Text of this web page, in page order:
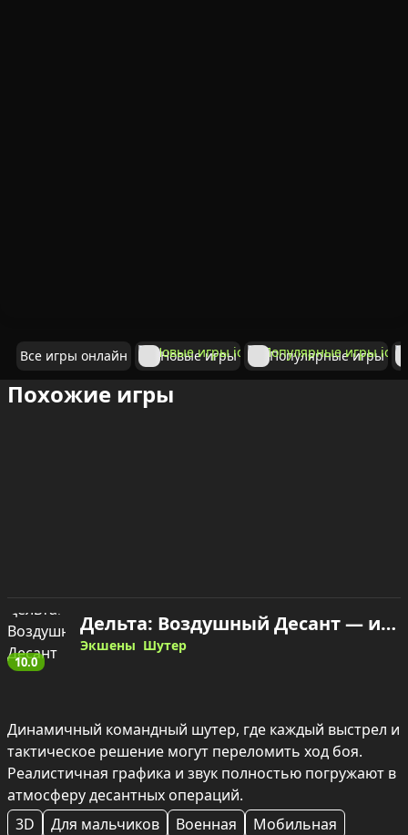
Все игры онлайн Новые игры Популярные игры
Похожие игры
10.0
Дельта: Воздушный Десант — играть онлайн
Экшены Шутер
Динамичный командный шутер, где каждый выстрел и
тактическое решение могут переломить ход боя.
Реалистичная графика и звук полностью погружают в
атмосферу десантных операций.
3D
Для мальчиков Военная
Мобильная